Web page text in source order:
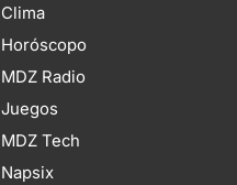
Clima
Horóscopo
MDZ Radio
Juegos
MDZ Tech
Napsix